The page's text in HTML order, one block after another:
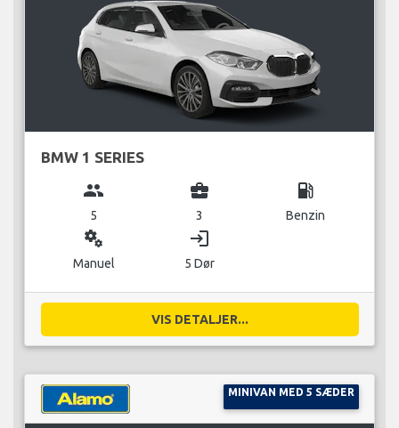
BMW 1 SERIES
group
5
business_center
3
local_gas_station
Benzin
miscellaneous_services
Manuel
login
5 Dør
VIS DETALJER...
MINIVAN MED 5 SÆDER